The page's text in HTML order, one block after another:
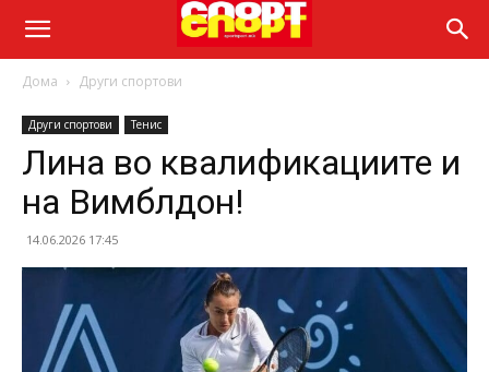
Дома Други спортови
Други спортови Тенис
Лина во квалификациите и
на Вимблдон!
14.06.2026 17:45